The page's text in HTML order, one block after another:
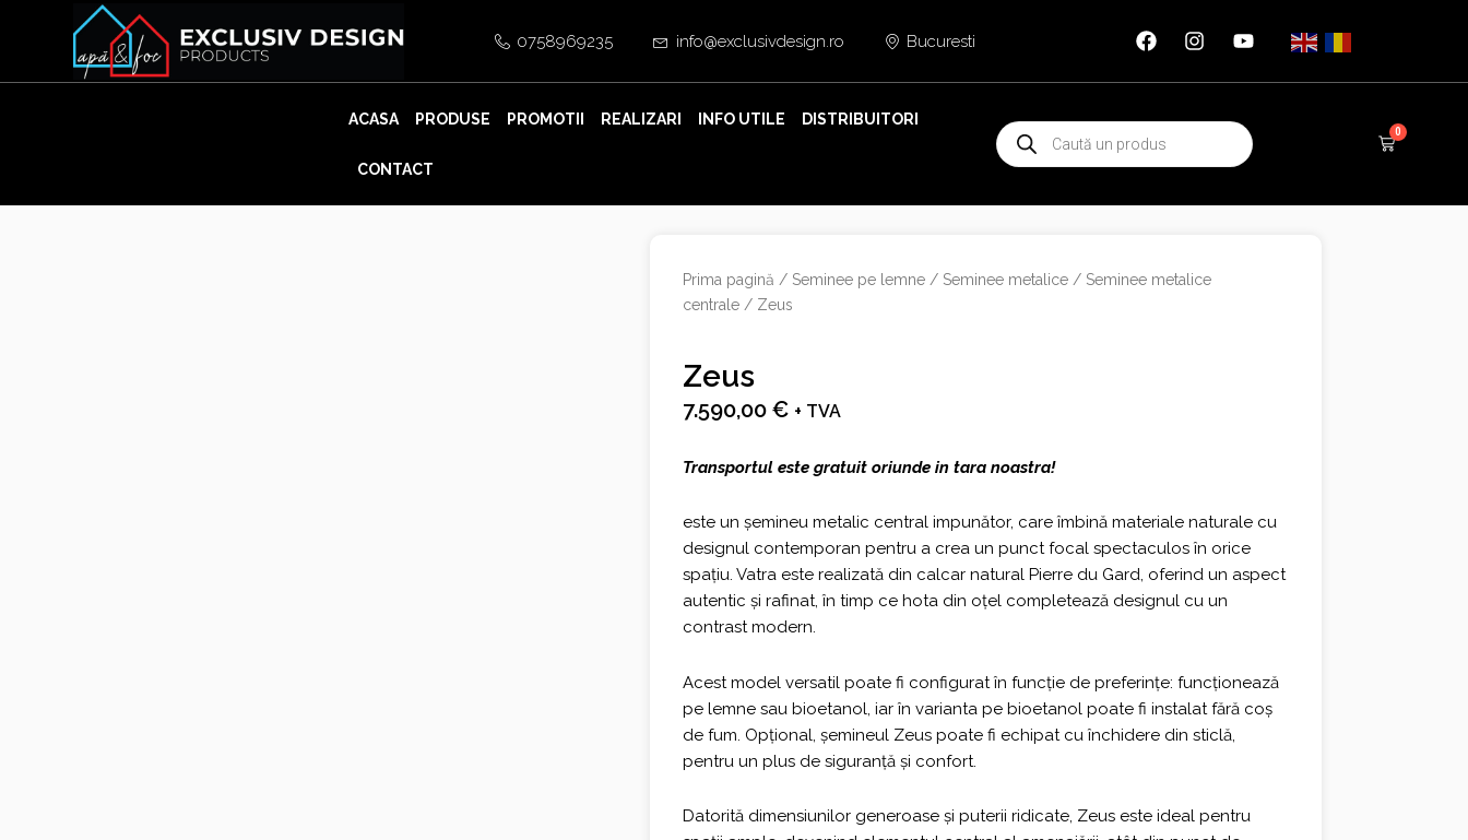
content
0758969235 info@exclusivdesign.ro Bucuresti
ACASA PRODUSE PROMOTII REALIZARI INFO UTILE DISTRIBUITORI
CONTACT
Products
search
0
Cart
Prima pagină / Seminee pe lemne / Seminee metalice / Seminee metalice
centrale / Zeus
Zeus
7.590,00€ + TVA
Transportul este gratuit oriunde in tara noastra!
este un șemineu metalic central impunător, care îmbină materiale naturale cu
designul contemporan pentru a crea un punct focal spectaculos în orice
spațiu. Vatra este realizată din calcar natural Pierre du Gard, oferind un aspect
autentic și rafinat, în timp ce hota din oțel completează designul cu un
contrast modern.
Acest model versatil poate fi configurat în funcție de preferințe: funcționează
pe lemne sau bioetanol, iar în varianta pe bioetanol poate fi instalat fără coș
de fum. Opțional, șemineul Zeus poate fi echipat cu închidere din sticlă,
pentru un plus de siguranță și confort.
Datorită dimensiunilor generoase și puterii ridicate, Zeus este ideal pentru